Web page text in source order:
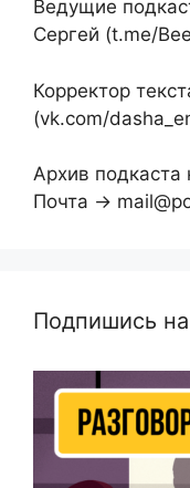
Ведущие
Сергей (t.me/
Корректор
(vk.com/
Архив
Почта →
Подпишись